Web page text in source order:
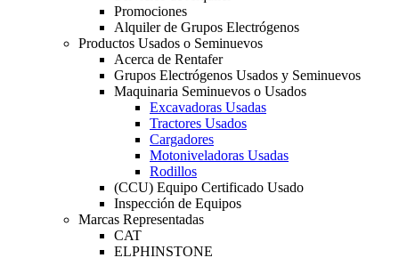
Promociones
Alquiler de Grupos Electrógenos
Productos Usados o Seminuevos
Acerca de Rentafer
Grupos Electrógenos Usados y Seminuevos
Maquinaria Seminuevos o Usados
Excavadoras Usadas
Tractores Usados
Cargadores
Motoniveladoras Usadas
Rodillos
(CCU) Equipo Certificado Usado
Inspección de Equipos
Marcas Representadas
CAT
ELPHINSTONE